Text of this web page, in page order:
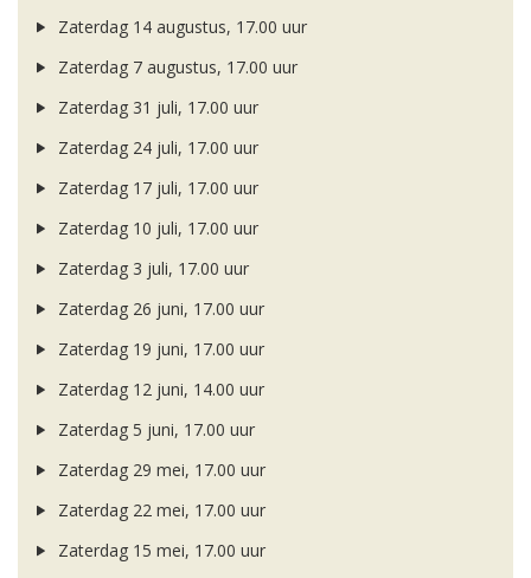
Zaterdag 14 augustus, 17.00 uur
Zaterdag 7 augustus, 17.00 uur
Zaterdag 31 juli, 17.00 uur
Zaterdag 24 juli, 17.00 uur
Zaterdag 17 juli, 17.00 uur
Zaterdag 10 juli, 17.00 uur
Zaterdag 3 juli, 17.00 uur
Zaterdag 26 juni, 17.00 uur
Zaterdag 19 juni, 17.00 uur
Zaterdag 12 juni, 14.00 uur
Zaterdag 5 juni, 17.00 uur
Zaterdag 29 mei, 17.00 uur
Zaterdag 22 mei, 17.00 uur
Zaterdag 15 mei, 17.00 uur